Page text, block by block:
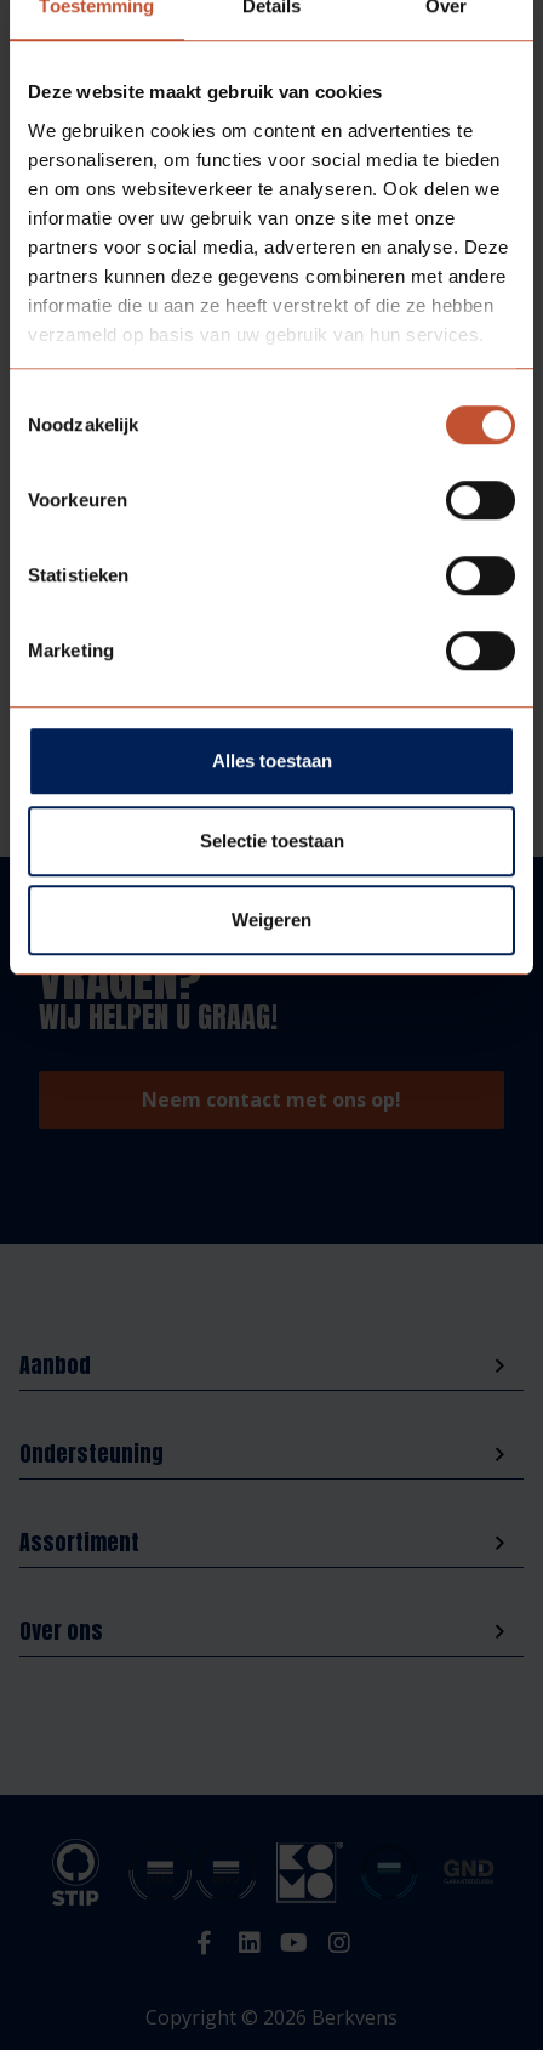
Toestemming Details Over
Deze website maakt gebruik van cookies
We gebruiken cookies om content en advertenties te
personaliseren, om functies voor social media te bieden
en om ons websiteverkeer te analyseren. Ook delen we
informatie over uw gebruik van onze site met onze
partners voor social media, adverteren en analyse. Deze
partners kunnen deze gegevens combineren met andere
informatie die u aan ze heeft verstrekt of die ze hebben
verzameld op basis van uw gebruik van hun services.
Noodzakelijk
Voorkeuren
Statistieken
Marketing
Alles toestaan
Selectie toestaan
Weigeren
DOWNLOADS
Technische tekening
Bestektekst
Technische informatie
VRAGEN?
WIJ HELPEN U GRAAG!
Neem contact met ons op!
Aanbod
Ondersteuning
Assortiment
Over ons
Copyright © 2026 Berkvens